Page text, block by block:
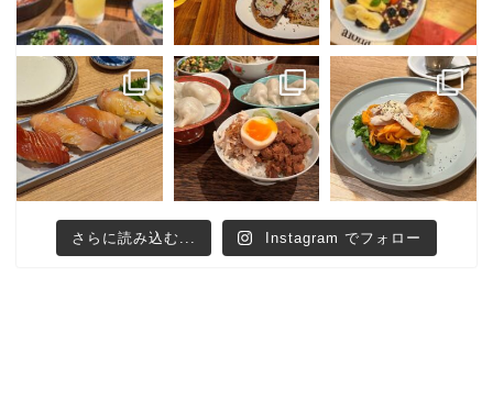
さらに読み込む... Instagram でフォロー